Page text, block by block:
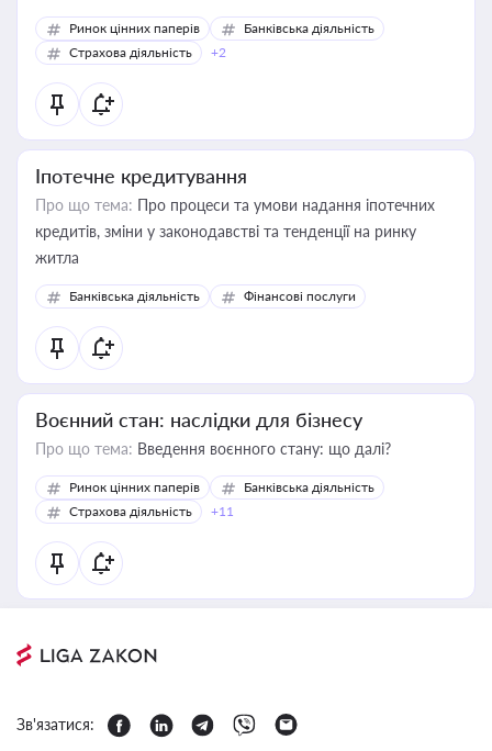
Ринок цінних паперів
Банківська діяльність
Страхова діяльність
+2
Іпотечне кредитування
Про що тема: Про процеси та умови надання іпотечних
кредитів, зміни у законодавстві та тенденції на ринку
житла
Банківська діяльність Фінансові послуги
Воєнний стан: наслідки для бізнесу
Про що тема: Введення воєнного стану: що далі?
Ринок цінних паперів
Банківська діяльність
Страхова діяльність
+11
Зв'язатися: